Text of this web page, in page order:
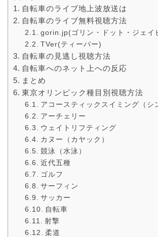
自転車のライブ地上波放送は
自転車のライブ無料視聴方法
gorin.jp(ゴリン・ドット・ジェイ
TVer(ティーバー)
自転車の見逃し視聴方法
自転車へのネット上への反応
まとめ
東京オリンピック種目別視聴方法
アコースティックスイミング（シ
アーチェリー
ウェイトリフティング
カヌー（カヤック）
競泳（水泳）
近代五種
ゴルフ
サーフィン
サッカー
自転車
射撃
柔道